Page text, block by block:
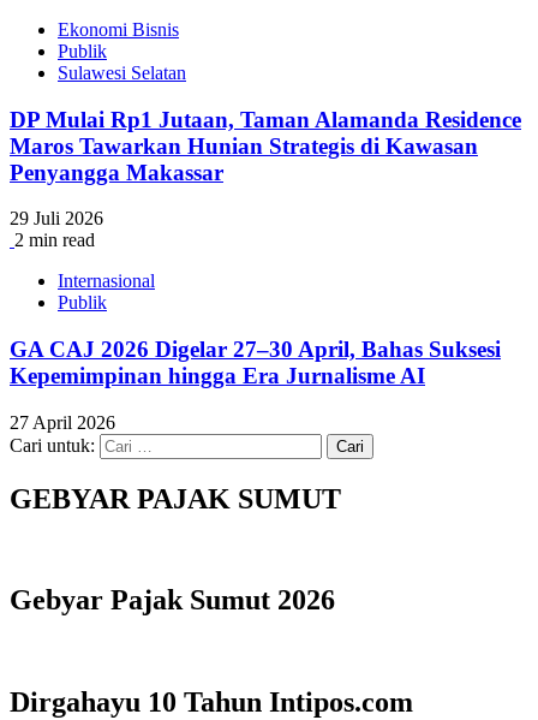
Ekonomi Bisnis
Publik
Sulawesi Selatan
DP Mulai Rp1 Jutaan, Taman Alamanda Residence
Maros Tawarkan Hunian Strategis di Kawasan
Penyangga Makassar
29 Juli 2026
2 min read
Internasional
Publik
GA CAJ 2026 Digelar 27–30 April, Bahas Suksesi
Kepemimpinan hingga Era Jurnalisme AI
27 April 2026
Cari untuk:
GEBYAR PAJAK SUMUT
Gebyar Pajak Sumut 2026
Dirgahayu 10 Tahun Intipos.com